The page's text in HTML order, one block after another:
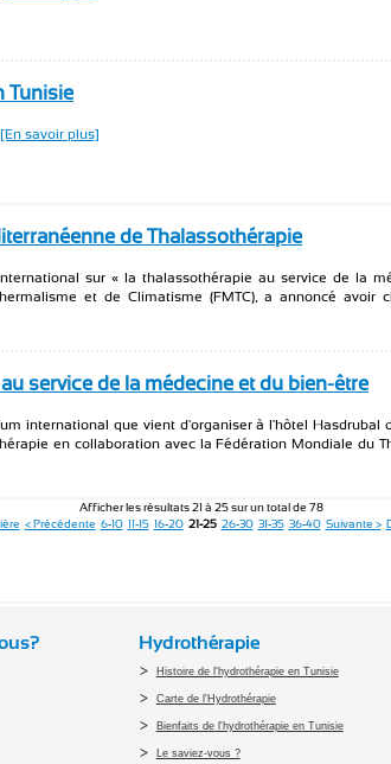
Tunisie
[En savoir plus]
de Thalassothérapie
sur « la thalassothérapie au service de la
et de Climatisme (FMTC), a annoncé avoir
service de la médecine et du bien-être
international que vient d'organiser à l'hôtel Hasdrubal
en collaboration avec la Fédération Mondiale du
Afficher les résultats 21 à 25 sur un total de 78
< Précédente 6-10 11-15 16-20 21-25 26-30 31-35 36-40 Suivante >
Hydrothérapie
Histoire de l'hydrothérapie en Tunisie
Carte de l'Hydrothérapie
Bienfaits de l'hydrothérapie en Tunisie
Le saviez-vous ?